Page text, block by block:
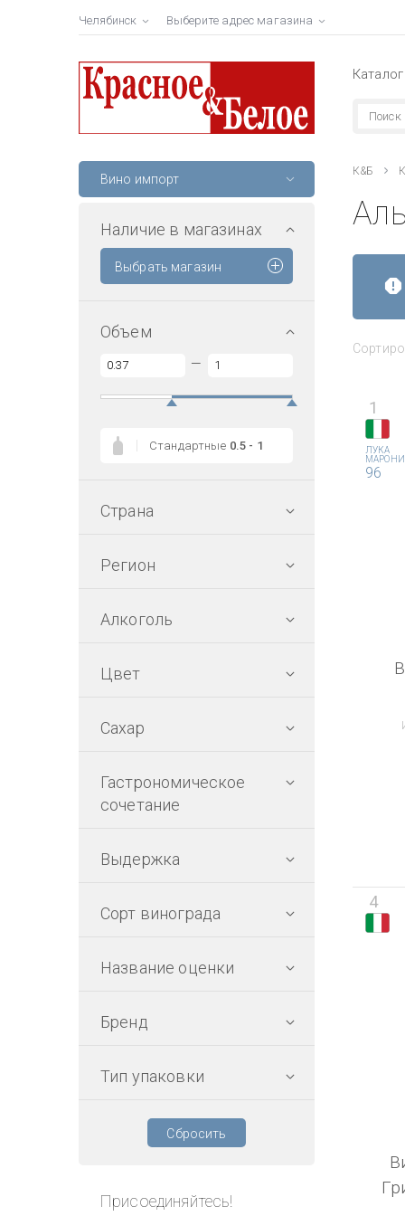
Челябинск Выберите адрес магазина
Каталог
Вино импорт
Наличие в магазинах
Выбрать магазин
Объем
—
Стандартные 0.5 - 1
Страна
Регион
Алкоголь
Цвет
Сахар
Гастрономическое
сочетание
Выдержка
Сорт винограда
Название оценки
Бренд
Тип упаковки
Сбросить
Присоединяйтесь!
К&Б
ЛУКА
МАРОНИ
96
1
4